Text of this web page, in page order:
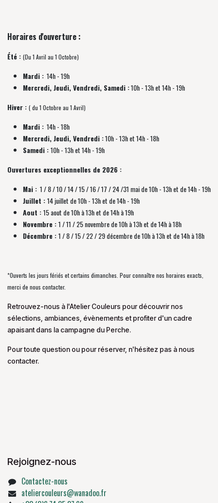
Horaires d'ouverture :
Été : (Du 1 Avril au 1 Octobre)
Mardi : 14h - 19h
Mercredi, Jeudi, Vendredi, Samedi :10h - 13h et 14h - 19h
Hiver : ( du 1 Octobre au 1 Avril)
Mardi : 14h - 18h
Mercredi, Jeudi, Vendredi :10h - 13h et 14h - 18h
Samedi :10h - 13h et 14h - 19h
Ouvertures exceptionnelles de 2026 :
Mai : 1 / 8 / 10 / 14 / 15 / 16 / 17 / 24 /31 mai de 10h - 13h et de 14h - 19h
Juillet :14 juillet de 10h - 13h et de 14h - 19h
Aout :15 aout de 10h à 13h et de 14h à 19h
Novembre :1 / 11 / 25 novembre de10h à 13h et de 14h à 18h
Décembre :1 / 8 / 15 / 22 / 29 décembrede10h à 13h et de 14h à 18h
*Ouverts les jours fériés et certains dimanches. Pour connaître nos horaires exacts,
merci de nous contacter.
Retrouvez-nous à l'Atelier Couleurs pour découvrir nos
sélections, ambiances, évènements et profiter d'un cadre
apaisant dans la campagne du Perche.
Pour toute question ou pour réserver, n'hésitez pas à nous
contacter.
Rejoignez-nous
Contactez-nous
ateliercouleurs@wanadoo.fr